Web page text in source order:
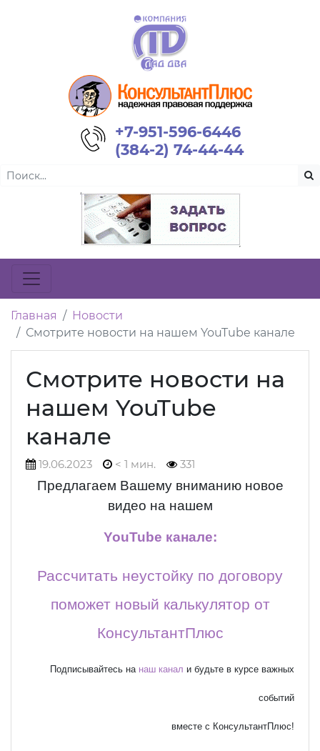
+7-951-596-6446
(384-2) 74-44-44
Главная
Новости
Смотрите новости на нашем YouTube канале
Смотрите новости на
нашем YouTube
канале
19.06.2023 < 1 мин. 331
Предлагаем Вашему вниманию новое
видео на нашем
YouTube канале:
Рассчитать неустойку по договору
поможет новый калькулятор от
КонсультантПлюс
Подписывайтесь на наш канал и будьте в курсе важных
событий
вместе с КонсультантПлюс!